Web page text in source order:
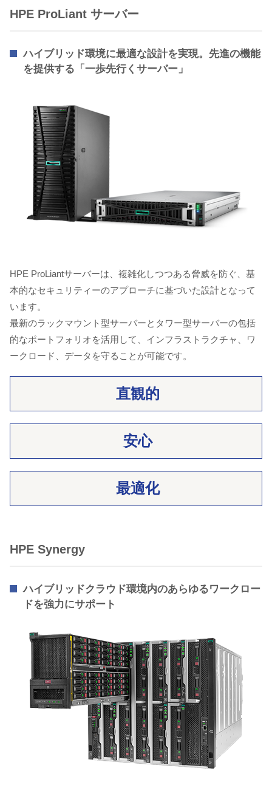
HPE ProLiant サーバー
ハイブリッド環境に最適な設計を実現。先進の機能
を提供する「一歩先行くサーバー」
HPE ProLiantサーバーは、複雑化しつつある脅威を防ぐ、基
本的なセキュリティーのアプローチに基づいた設計となって
います。
最新のラックマウント型サーバーとタワー型サーバーの包括
的なポートフォリオを活用して、インフラストラクチャ、ワ
ークロード、データを守ることが可能です。
直観的
安心
最適化
HPE Synergy
ハイブリッドクラウド環境内のあらゆるワークロー
ドを強力にサポート